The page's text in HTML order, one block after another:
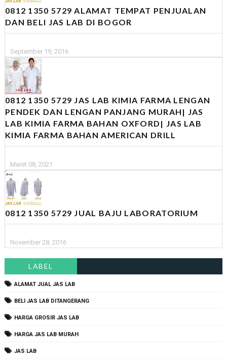
0812 1350 5729 ALAMAT TEMPAT PENJUALAN
DAN BELI JAS LAB DI BOGOR
September 19, 2016
0812 1350 5729 JAS LAB KIMIA FARMA LENGAN
PENDEK DAN LENGAN PANJANG MURAH| JAS
LAB KIMIA FARMA BAHAN OXFORD| JAS LAB
KIMIA FARMA BAHAN AMERICAN DRILL
Maret 08, 2021
0812 1350 5729 JUAL BAJU LABORATORIUM
November 28, 2016
LABEL
ALAMAT JUAL JAS LAB
BELI JAS LAB DITANGERANG
HARGA GROSIR JAS LAB
HARGA JAS LAB MURAH
JAS LAB